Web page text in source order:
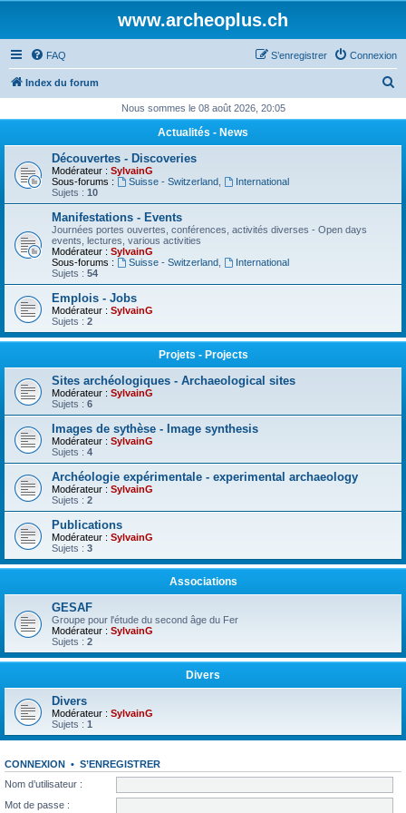
www.archeoplus.ch
FAQ Connexion
S’enregistrer
Index du forum
h
Nous sommes le 08 août 2026, 20:05
Actualités - News
Découvertes - Discoveries
Modérateur : SylvainG
Sous-forums :
Suisse - Switzerland,
International
Sujets : 10
Manifestations - Events
Journées portes ouvertes, conférences, activités diverses - Open days
events, lectures, various activities
Modérateur : SylvainG
Sous-forums :
Suisse - Switzerland,
International
Sujets : 54
Emplois - Jobs
Modérateur : SylvainG
Sujets : 2
Projets - Projects
Sites archéologiques - Archaeological sites
Modérateur : SylvainG
Sujets : 6
Images de sythèse - Image synthesis
Modérateur : SylvainG
Sujets : 4
Archéologie expérimentale - experimental archaeology
Modérateur : SylvainG
Sujets : 2
Publications
Modérateur : SylvainG
Sujets : 3
Associations
GESAF
Groupe pour l'étude du second âge du Fer
Modérateur : SylvainG
Sujets : 2
Divers
Divers
Modérateur : SylvainG
Sujets : 1
CONNEXION • S’ENREGISTRER
Nom d’utilisateur :
Mot de passe :